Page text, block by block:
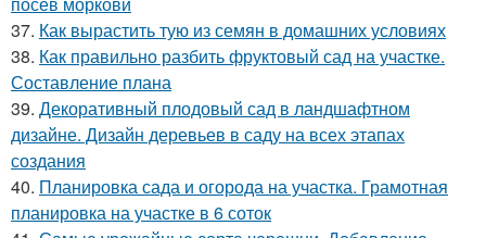
37. Как вырастить тую из семян в домашних условиях
38. Как правильно разбить фруктовый сад на участке.
Составление плана
39. Декоративный плодовый сад в ландшафтном
дизайне. Дизайн деревьев в саду на всех этапах
создания
40. Планировка сада и огорода на участка. Грамотная
планировка на участке в 6 соток